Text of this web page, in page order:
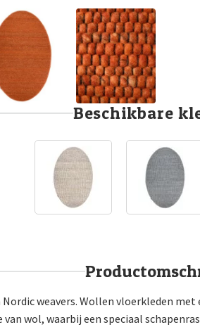
Beschikbare
weavers. Wollen vloerkleden
wol, waarbij een speciaal